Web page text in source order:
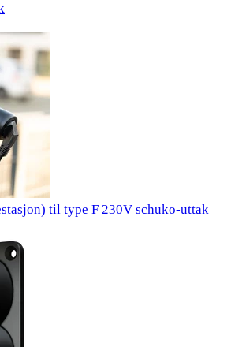
til type F 230V schuko-uttak